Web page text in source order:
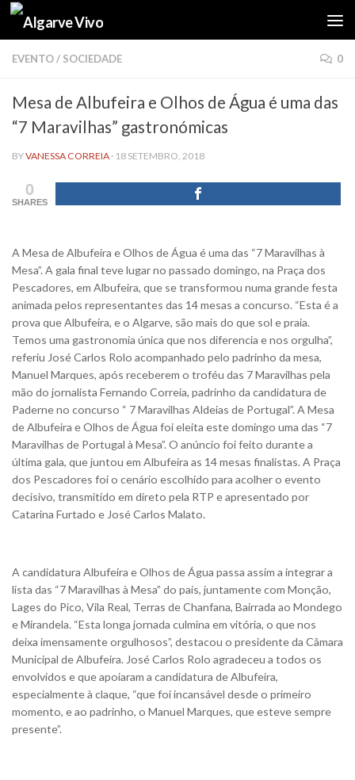
Skip to content
EVENTO/ SOCIEDADE 0
Mesa de Albufeira e Olhos de Água é uma das
“7 Maravilhas” gastronómicas
BYVANESSA CORREIA · 18 SETEMBRO, 2018
0
SHARES
A Mesa de Albufeira e Olhos de Água é uma das “7 Maravilhas à
Mesa”. A gala final teve lugar no passado domingo, na Praça dos
Pescadores, em Albufeira, que se transformou numa grande festa
animada pelos representantes das 14 mesas a concurso. “Esta é a
prova que Albufeira, e o Algarve, são mais do que sol e praia.
Temos uma gastronomia única que nos diferencia e nos orgulha”,
referiu José Carlos Rolo acompanhado pelo padrinho da mesa,
Manuel Marques, após receberem o troféu das 7 Maravilhas pela
mão do jornalista Fernando Correia, padrinho da candidatura de
Paderne no concurso “ 7 Maravilhas Aldeias de Portugal”. A Mesa
de Albufeira e Olhos de Água foi eleita este domingo uma das “7
Maravilhas de Portugal à Mesa”. O anúncio foi feito durante a
última gala, que juntou em Albufeira as 14 mesas finalistas. A Praça
dos Pescadores foi o cenário escolhido para acolher o evento
decisivo, transmitido em direto pela RTP e apresentado por
Catarina Furtado e José Carlos Malato.
A candidatura Albufeira e Olhos de Água passa assim a integrar a
lista das “7 Maravilhas à Mesa” do país, juntamente com Monção,
Lages do Pico, Vila Real, Terras de Chanfana, Bairrada ao Mondego
e Mirandela. “Esta longa jornada culmina em vitória, o que nos
deixa imensamente orgulhosos”, destacou o presidente da Câmara
Municipal de Albufeira. José Carlos Rolo agradeceu a todos os
envolvidos e que apoiaram a candidatura de Albufeira,
especialmente à claque, “que foi incansável desde o primeiro
momento, e ao padrinho, o Manuel Marques, que esteve sempre
presente”.